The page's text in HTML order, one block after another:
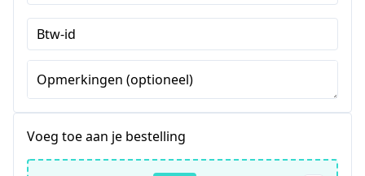
Btw-id
Opmerkingen (optioneel)
Voeg toe aan je bestelling